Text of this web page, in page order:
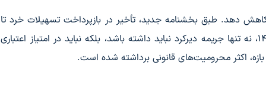
دهد. طبق بخشنامه جدید، تأخیر در بازپرداخت تسهیلات خرد تا
سقف ۷۰۰ میلیون تومان در بازه ۹ اسفند ۱۴۰۴ تا ۹ خرداد ۱۴۰۵، نه تنها جریمه دیرکرد نباید داشته باشد، بلکه نباید در امتیاز اعتباری
اکثر محرومیت‌های قانونی برداشته شده است.